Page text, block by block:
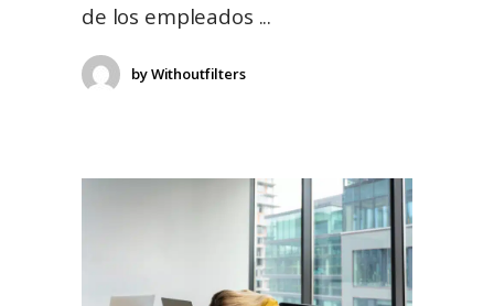
de los empleados
byWithoutfilters